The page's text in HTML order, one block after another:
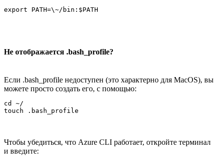
export PATH=\~/bin:$PATH
Не отображается .bash_profile?
Если .bash_profile недоступен (это характерно для MacOS), вы
можете просто создать его, с помощью:
cd ~/
touch .bash_profile
Чтобы убедиться, что Azure CLI работает, откройте терминал
и введите: